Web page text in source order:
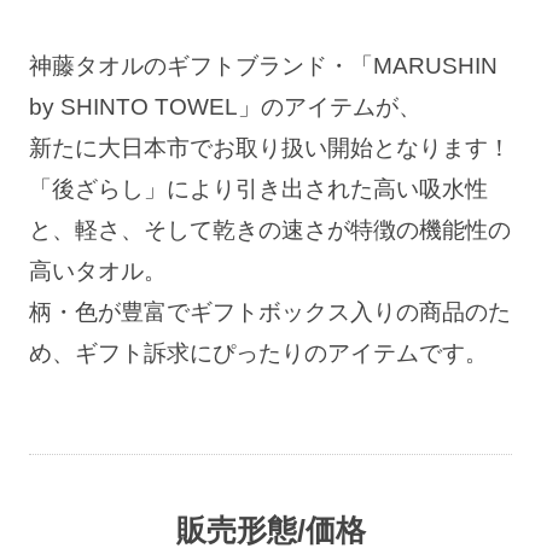
神藤タオルのギフトブランド・「MARUSHIN
by SHINTO TOWEL」のアイテムが、
新たに大日本市でお取り扱い開始となります！
「後ざらし」により引き出された高い吸水性
と、軽さ、そして乾きの速さが特徴の機能性の
高いタオル。
柄・色が豊富でギフトボックス入りの商品のた
め、ギフト訴求にぴったりのアイテムです。
販売形態/価格